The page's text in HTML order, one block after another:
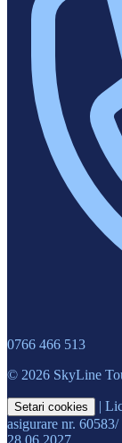
0766 466 513
© 2026 SkyLine
Setari cookies |
asigurare nr.
28.06.2027